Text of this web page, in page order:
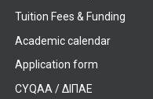
Tuition Fees & Funding
Academic calendar
Application form
CYQAA / ΔΙΠΑΕ